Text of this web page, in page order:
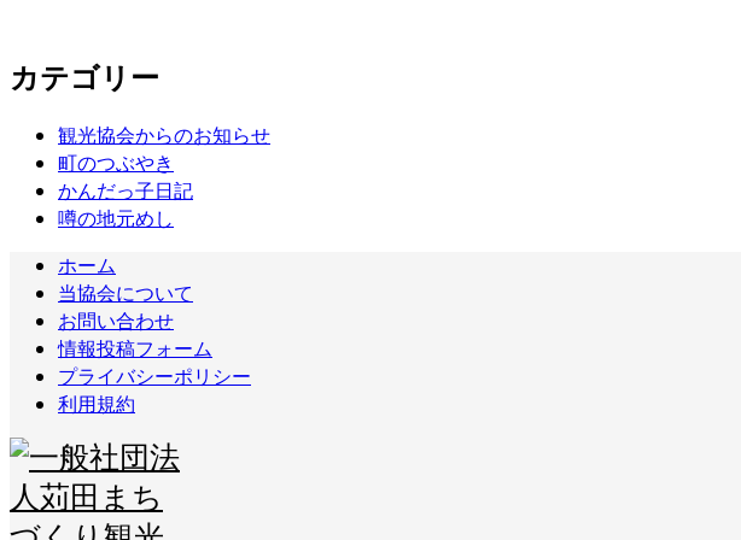
カテゴリー
観光協会からのお知らせ
町のつぶやき
かんだっ子日記
噂の地元めし
ホーム
当協会について
お問い合わせ
情報投稿フォーム
プライバシーポリシー
利用規約